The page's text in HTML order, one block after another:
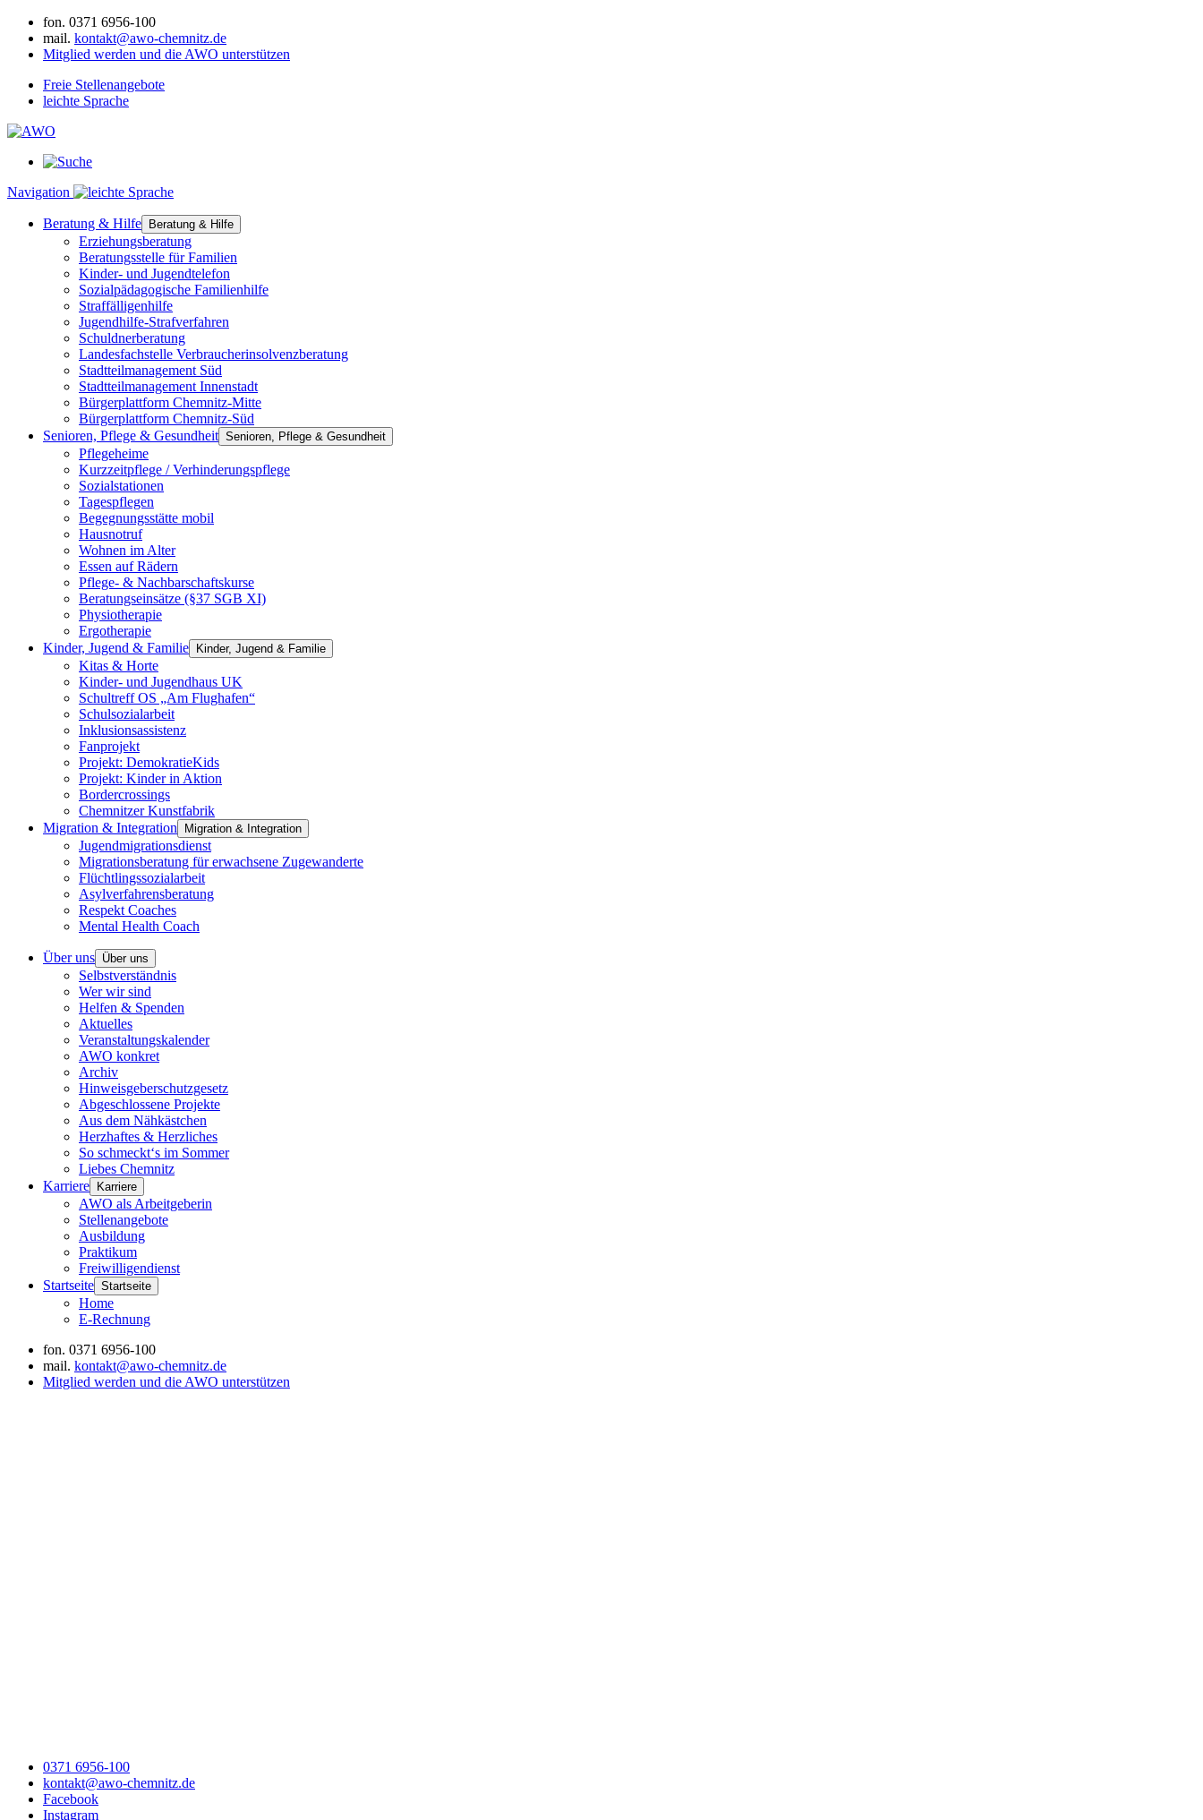
fon. 0371 6956-100
mail. kontakt@awo-chemnitz.de
Mitglied werden und die AWO unterstützen
Freie Stellenangebote
leichte Sprache
Navigation
Beratung & Hilfe Beratung & Hilfe
Erziehungsberatung
Beratungsstelle für Familien
Kinder- und Jugendtelefon
Sozialpädagogische Familienhilfe
Straffälligenhilfe
Jugendhilfe-Strafverfahren
Schuldnerberatung
Landesfachstelle Verbraucherinsolvenzberatung
Stadtteilmanagement Süd
Stadtteilmanagement Innenstadt
Bürgerplattform Chemnitz-Mitte
Bürgerplattform Chemnitz-Süd
Senioren, Pflege & Gesundheit Senioren, Pflege & Gesundheit
Pflegeheime
Kurzzeitpflege / Verhinderungspflege
Sozialstationen
Tagespflegen
Begegnungsstätte mobil
Hausnotruf
Wohnen im Alter
Essen auf Rädern
Pflege- & Nachbarschaftskurse
Beratungseinsätze (§37 SGB XI)
Physiotherapie
Ergotherapie
Kinder, Jugend & Familie
Kinder, Jugend & Familie
Kitas & Horte
Kinder- und Jugendhaus UK
Schultreff OS „Am Flughafen“
Schulsozialarbeit
Inklusionsassistenz
Fanprojekt
Projekt: DemokratieKids
Projekt: Kinder in Aktion
Bordercrossings
Chemnitzer Kunstfabrik
Migration & Integration
Migration & Integration
Jugendmigrationsdienst
Migrationsberatung für erwachsene Zugewanderte
Flüchtlingssozialarbeit
Asylverfahrensberatung
Respekt Coaches
Mental Health Coach
Über uns Über uns
Selbstverständnis
Wer wir sind
Helfen & Spenden
Aktuelles
Veranstaltungskalender
AWO konkret
Archiv
Hinweisgeberschutzgesetz
Abgeschlossene Projekte
Aus dem Nähkästchen
Herzhaftes & Herzliches
So schmeckt‘s im Sommer
Liebes Chemnitz
Karriere
Karriere
AWO als Arbeitgeberin
Stellenangebote
Ausbildung
Praktikum
Freiwilligendienst
Startseite Startseite
Home
E-Rechnung
fon. 0371 6956-100
mail. kontakt@awo-chemnitz.de
Mitglied werden und die AWO unterstützen
0371 6956-100
kontakt@awo-chemnitz.de
Facebook
Instagram